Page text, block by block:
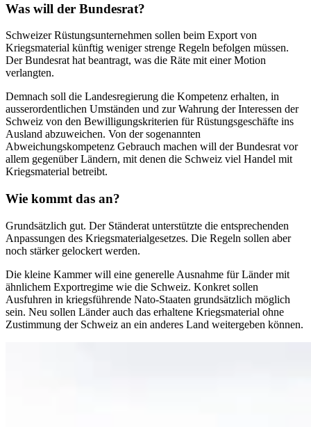
Was will der Bundesrat?
Schweizer Rüstungsunternehmen sollen beim Export von
Kriegsmaterial künftig weniger strenge Regeln befolgen müssen.
Der Bundesrat hat beantragt, was die Räte mit einer Motion
verlangten.
Demnach soll die Landesregierung die Kompetenz erhalten, in
ausserordentlichen Umständen und zur Wahrung der Interessen der
Schweiz von den Bewilligungskriterien für Rüstungsgeschäfte ins
Ausland abzuweichen. Von der sogenannten
Abweichungskompetenz Gebrauch machen will der Bundesrat vor
allem gegenüber Ländern, mit denen die Schweiz viel Handel mit
Kriegsmaterial betreibt.
Wie kommt das an?
Grundsätzlich gut. Der Ständerat unterstützte die entsprechenden
Anpassungen des Kriegsmaterialgesetzes. Die Regeln sollen aber
noch stärker gelockert werden.
Die kleine Kammer will eine generelle Ausnahme für Länder mit
ähnlichem Exportregime wie die Schweiz. Konkret sollen
Ausfuhren in kriegsführende Nato-Staaten grundsätzlich möglich
sein. Neu sollen Länder auch das erhaltene Kriegsmaterial ohne
Zustimmung der Schweiz an ein anderes Land weitergeben können.